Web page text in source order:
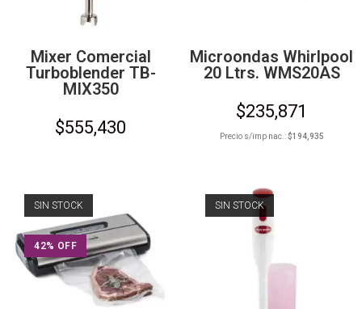
Mixer Comercial
Turboblender TB-
MIX350
$555,430
Microondas Whirlpool
20 Ltrs. WMS20AS
$235,871
Precio s/imp nac.:$194,935
SIN STOCK
42% OFF
SIN STOCK